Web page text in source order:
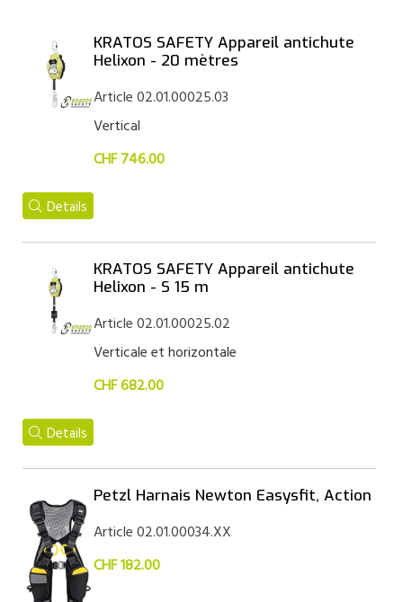
KRATOS SAFETY Appareil antichute
Helixon - 20 mètres
Article 02.01.00025.03
Vertical
CHF 746.00
Details
KRATOS SAFETY Appareil antichute
Helixon - S 15 m
Article 02.01.00025.02
Verticale et horizontale
CHF 682.00
Details
Petzl Harnais Newton Easysfit, Action
Article 02.01.00034.XX
CHF 182.00